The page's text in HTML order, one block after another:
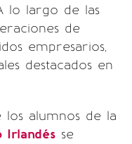
lo largo de las
de
empresarios,
destacados en
alumnos de la
Irlandés se